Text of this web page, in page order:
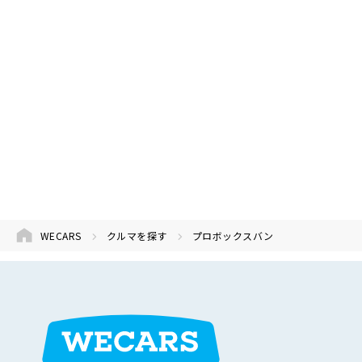
WECARS クルマを探す プロボックスバン